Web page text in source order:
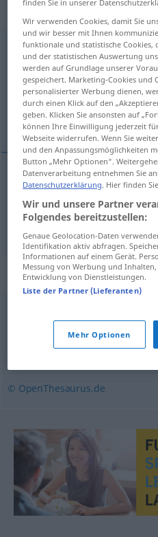
„ausnehmen“
ausnehmen
Übersicht aller
(Für mehr Details die
kivételez, kibelez
kivételez ausnehmen
kibelez ausnehmenGeflügel
Synonyme für
erscheinen,wirken,
© OpenThesaurus.de
Wir verwenden Cookies, damit Sie
und wir besser mit Ihnen
funktionale und statistische Cookies,
und der statistischen Auswertung
werden auf Grundlage unserer
gespeichert. Marketing-Cookies und
personalisierter Werbung dienen,
durch einen Klick auf den
geben. Klicken Sie ansonsten auf
können Ihre Einwilligung jederzeit
Webseite widerrufen. Wenn Sie
und den Anpassungsmöglichkeiten
Button „Mehr Optionen“.
Datenverarbeitung entnehmen Sie
Datenschutzerklärung. Hier finden
Wir und unsere Partner
Folgendes bereitzustellen:
Genaue Geolocation-Daten
Identifikation aktiv abfragen.
Informationen auf einem Gerät.
Messung von Werbung und
Entwicklung von Dienstleistungen.
Liste der Partner (Lieferanten)
Mehr Optionen